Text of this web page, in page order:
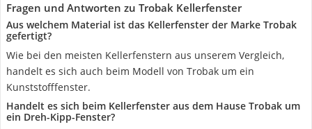
Fragen und Antworten zu Trobak Kellerfenster
Aus welchem Material ist das Kellerfenster der Marke Trobak
gefertigt?
Wie bei den meisten Kellerfenstern aus unserem Vergleich,
handelt es sich auch beim Modell von Trobak um ein
Kunststofffenster.
Handelt es sich beim Kellerfenster aus dem Hause Trobak um
ein Dreh-Kipp-Fenster?